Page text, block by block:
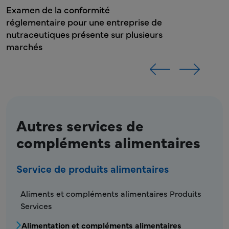
de
Autres services de
compléments alimentaires
Service de produits alimentaires
FDS - Menu Service Produits Alimentaires
Aliments et compléments alimentaires Produits
Services
Alimentation et compléments alimentaires